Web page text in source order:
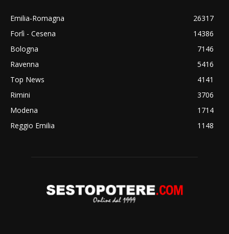
Emilia-Romagna
26317
Forlì - Cesena
14386
Bologna
7146
Ravenna
5416
Top News
4141
Rimini
3706
Modena
1714
Reggio Emilia
1148